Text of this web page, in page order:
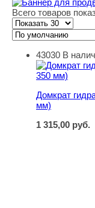
Всего товаров
Домкрат
43030 В
Домкрат
мм)
1 315,00 руб.